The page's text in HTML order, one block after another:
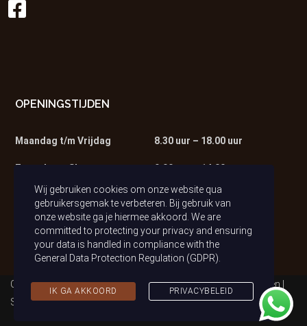
OPENINGSTIJDEN
Maandag t/m Vrijdag 8.30 uur – 18.00 uur
Zaterdag – Showroom 9.00 uur – 14.00 uur
Zaterdag – Werkplaats 9.00 uur – 13.00 uur
Copyright © 2021 Auto van Tilburg | Alle rechten voorbehouden |
Sitemap|Privacybeleid (AVG) | Realisatie & Onderhoud:2BeFresh
Wij gebruiken cookies om onze website qua
gebruikersgemak te verbeteren. Bij gebruik van
onze website ga je hiermee akkoord. We are
committed to protecting your privacy and ensuring
your data is handled in compliance with the
General Data Protection Regulation (GDPR)
IK GA AKKOORD PRIVACYBELEID